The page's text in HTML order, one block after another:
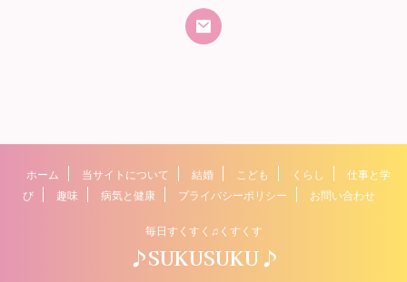
ホーム 当サイトについて 結婚 こども くらし
仕事と学
び
趣味 病気と健康 プライバシーポリシー お問い合わせ
毎日すくすく♫くすくす
♪SUKUSUKU♪